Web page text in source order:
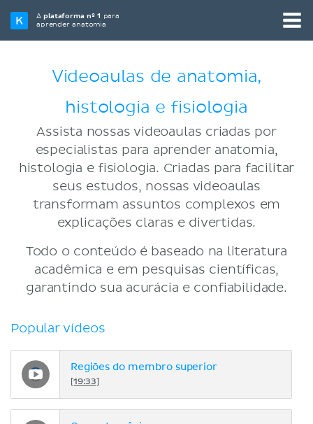
Aplataforma nº 1 para
aprender anatomia
Videoaulas de anatomia,
histologia e fisiologia
Assista nossas videoaulas criadas por
especialistas para aprender anatomia,
histologia e fisiologia. Criadas para facilitar
seus estudos, nossas videoaulas
transformam assuntos complexos em
explicações claras e divertidas.
Todo o conteúdo é baseado na literatura
acadêmica e em pesquisas científicas,
garantindo sua acurácia e confiabilidade.
Popular vídeos
Regiões do membro superior
[19:33]